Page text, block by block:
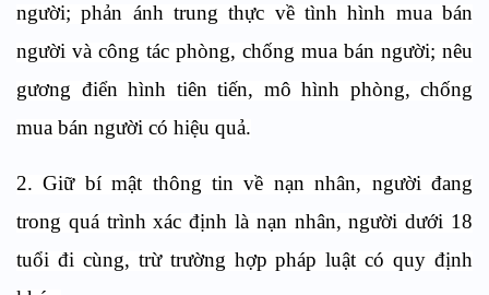
người; phản ánh trung thực về tình hình mua bán
người và công tác phòng, chống mua bán người; nêu
gương điển hình tiên tiến, mô hình phòng, chống
mua bán người có hiệu quả.
2. Giữ bí mật thông tin về nạn nhân, người đang
trong quá trình xác định là nạn nhân, người dưới 18
tuổi đi cùng, trừ trường hợp pháp luật có quy định